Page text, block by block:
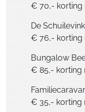
€ 70,- korting
De
€ 76,- korting
Bungalow
€ 85,- korting
€ 35,- korting